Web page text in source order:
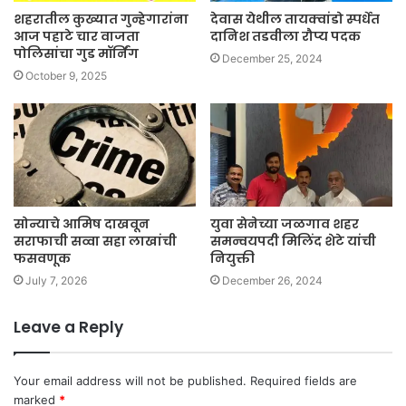
शहरातील कुख्यात गुन्हेगारांना
आज पहाटे चार वाजता
पोलिसांचा गुड मॉर्निंग
October 9, 2025
देवास येथील तायक्वांडो स्पर्धेत
दानिश तडवीला रौप्य पदक
December 25, 2024
सोन्याचे आमिष दाखवून
सराफाची सव्वा सहा लाखांची
फसवणूक
July 7, 2026
युवा सेनेच्या जळगाव शहर
समन्वयपदी मिलिंद शेटे यांची
नियुक्ती
December 26, 2024
Leave a Reply
Your email address will not be published. Required fields are
marked *